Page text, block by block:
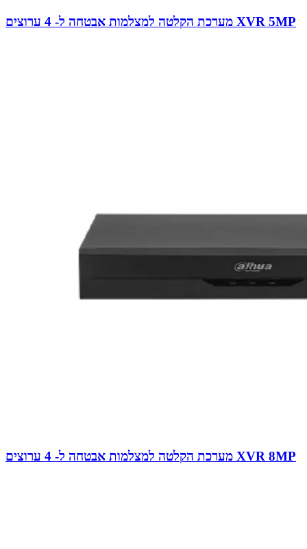
מערכת הקלטה למצלמות אבטחה ל- 4 ערוצים XVR 5MP
מערכת הקלטה למצלמות אבטחה ל- 4 ערוצים XVR 8MP